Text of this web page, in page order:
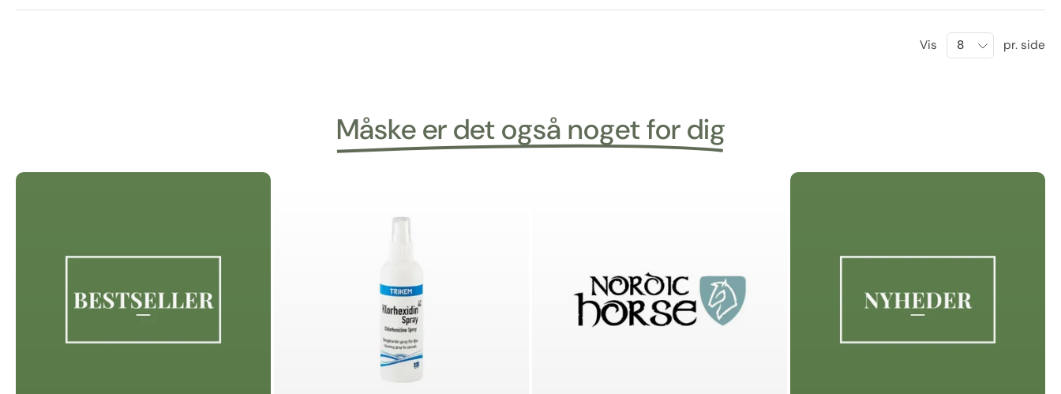
Vis pr. side
Måske er det også noget for dig